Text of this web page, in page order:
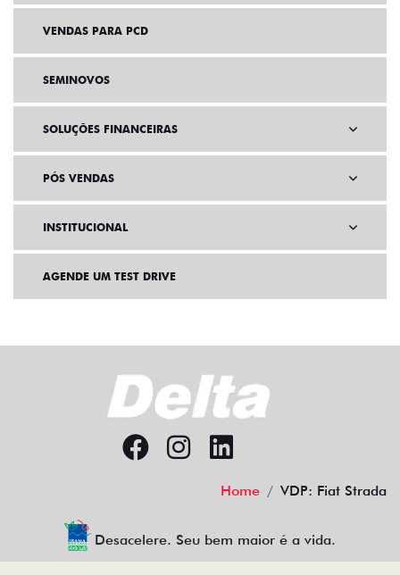
VENDAS PARA PCD
SEMINOVOS
SOLUÇÕES FINANCEIRAS
PÓS VENDAS
INSTITUCIONAL
AGENDE UM TEST DRIVE
Home VDP: Fiat Strada
Desacelere. Seu bem maior é a vida.